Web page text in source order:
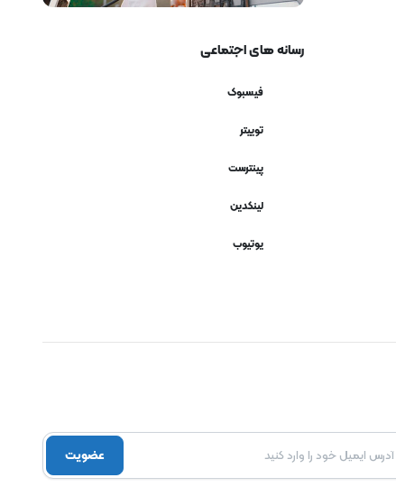
رسانه های اجتماعی
فیسبوک
توییتر
پینترست
لینکدین
یوتیوب
عضویت